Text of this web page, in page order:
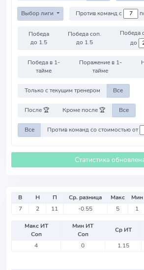
Выбор лиги Против команд с
Победа
до 1.5
Победа соп.
до 1.5
до
Победа в 1-
тайме
Поражение в 1-
тайме
Только с текущим тренером Все
После 🏆 Кроме после 🏆 Все
Все Против команд со стоимостью от
Статистика
В Н П Ср. разница Макс Мин
7
2 11 -0.55 5 1
Макс ИТ
Соп
Мин ИТ
Соп
Ср ИТ
4
0 1.15